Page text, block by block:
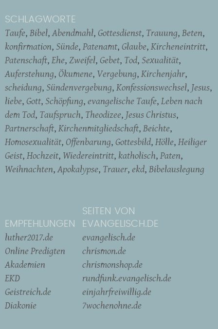
SCHLAGWORTE
Taufe Bibel Abendmahl Gottesdienst Trauung Beten
konfirmation Sünde Patenamt Glaube Kircheneintritt
Patenschaft Ehe Zweifel Gebet Tod Sexualität
Auferstehung Ökumene Vergebung Kirchenjahr
scheidung Sündenvergebung Konfessionswechsel Jesus
liebe Gott Schöpfung evangelische Taufe Leben nach
dem Tod Taufspruch Theodizee Jesus Christus
Partnerschaft Kirchenmitgliedschaft Beichte
Homosexualität Offenbarung Gottesbild Hölle Heiliger
Geist Hochzeit Wiedereintritt katholisch Paten
Weihnachten Apokalypse Trauer ekd Bibelauslegung
EMPFEHLUNGEN
luther2017.de
Online Predigten
Akademien
EKD
Geistreich.de
Diakonie
SEITEN VON
EVANGELISCH.DE
evangelisch.de
chrismon.de
chrismonshop.de
rundfunk.evangelisch.de
einjahrfreiwillig.de
7wochenohne.de